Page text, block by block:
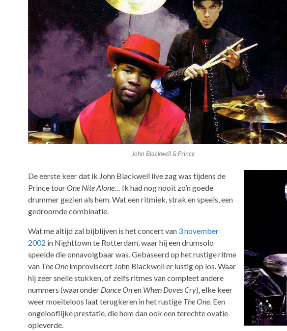
John Blackwell & Prince
De eerste keer dat ik John Blackwell live zag was tijdens de
Prince tourOne Nite Alone… Ik had nog nooit zo’n goede
drummer gezien als hem. Wat een ritmiek, strak en speels, een
gedroomde combinatie.
Wat me altijd zal bijblijven is het concert van 3 november
2002 in Nighttown te Rotterdam, waar hij een drumsolo
speelde die onnavolgbaar was. Gebaseerd op het rustige ritme
van The One improviseert John Blackwell er lustig op los. Waar
hij zeer snelle stukken, of zelfs ritmes van compleet andere
nummers (waaronder Dance Onen When Doves Cry), elke keer
weer moeiteloos laat terugkeren in het rustige The One. Een
ongelooflijke prestatie, die hem dan ook een terechte ovatie
opleverde.